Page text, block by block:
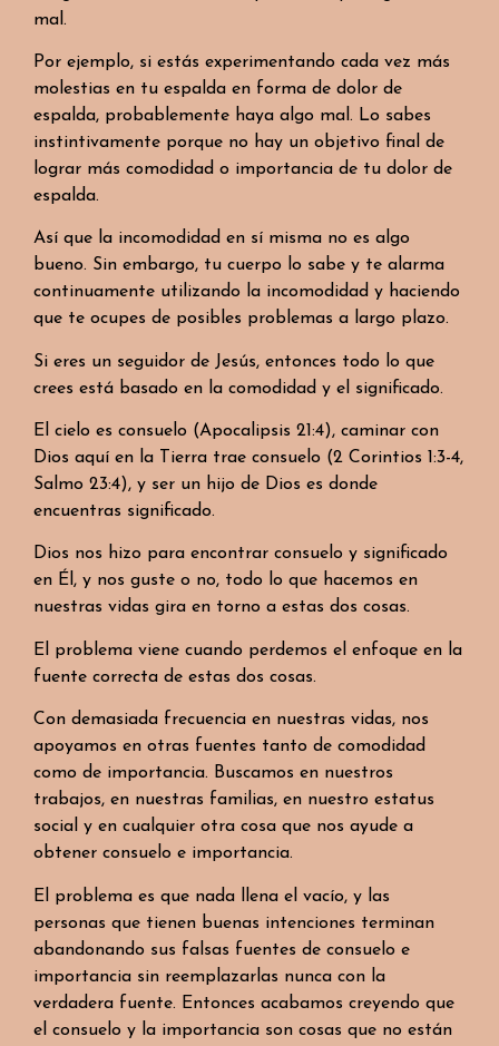
mal.
Por ejemplo, si estás experimentando cada vez más
molestias en tu espalda en forma de dolor de
espalda, probablemente haya algo mal. Lo sabes
instintivamente porque no hay un objetivo final de
lograr más comodidad o importancia de tu dolor de
espalda.
Así que la incomodidad en sí misma no es algo
bueno. Sin embargo, tu cuerpo lo sabe y te alarma
continuamente utilizando la incomodidad y haciendo
que te ocupes de posibles problemas a largo plazo.
Si eres un seguidor de Jesús, entonces todo lo que
crees está basado en la comodidad y el significado.
El cielo es consuelo (Apocalipsis 21:4), caminar con
Dios aquí en la Tierra trae consuelo (2 Corintios 1:3-4,
Salmo 23:4), y ser un hijo de Dios es donde
encuentras significado.
Dios nos hizo para encontrar consuelo y significado
en Él, y nos guste o no, todo lo que hacemos en
nuestras vidas gira en torno a estas dos cosas.
El problema viene cuando perdemos el enfoque en la
fuente correcta de estas dos cosas.
Con demasiada frecuencia en nuestras vidas, nos
apoyamos en otras fuentes tanto de comodidad
como de importancia. Buscamos en nuestros
trabajos, en nuestras familias, en nuestro estatus
social y en cualquier otra cosa que nos ayude a
obtener consuelo e importancia.
El problema es que nada llena el vacío, y las
personas que tienen buenas intenciones terminan
abandonando sus falsas fuentes de consuelo e
importancia sin reemplazarlas nunca con la
verdadera fuente. Entonces acabamos creyendo que
el consuelo y la importancia son cosas que no están